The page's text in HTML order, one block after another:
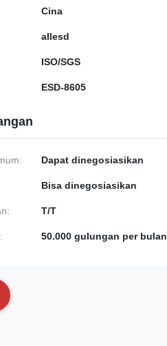
Cina
allesd
ISO/SGS
ESD-8605
Dapat dinegosiasikan
Bisa dinegosiasikan
T/T
50.000 gulungan per bulan